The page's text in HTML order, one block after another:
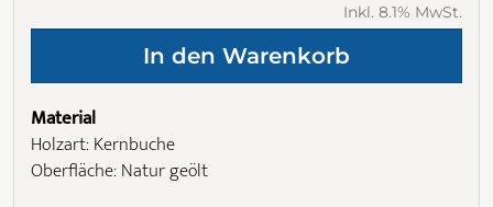
Inkl. 8.1% MwSt.
Material
Holzart: Kernbuche
Oberfläche: Natur geölt